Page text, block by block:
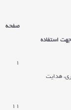
صفحه
استفاده
1
هدایت
11